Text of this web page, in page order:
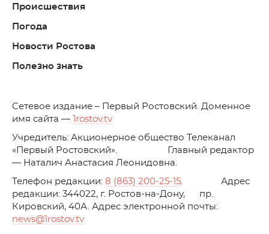
Происшествия
Погода
Новости Ростова
Полезно знать
Cетевое издание – Первый Ростовский. Доменное
имя сайта —
1rostov.tv
Учредитель: Акционерное общество Телеканал
«Первый Ростовский». Главный редактор
— Наталич Анастасия Леонидовна.
Телефон редакции: 8 (863) 200-25-15. Адрес
редакции: 344022, г. Ростов-на-Дону, пр.
Кировский, 40А. Адрес электронной почты:
news@1rostov.tv